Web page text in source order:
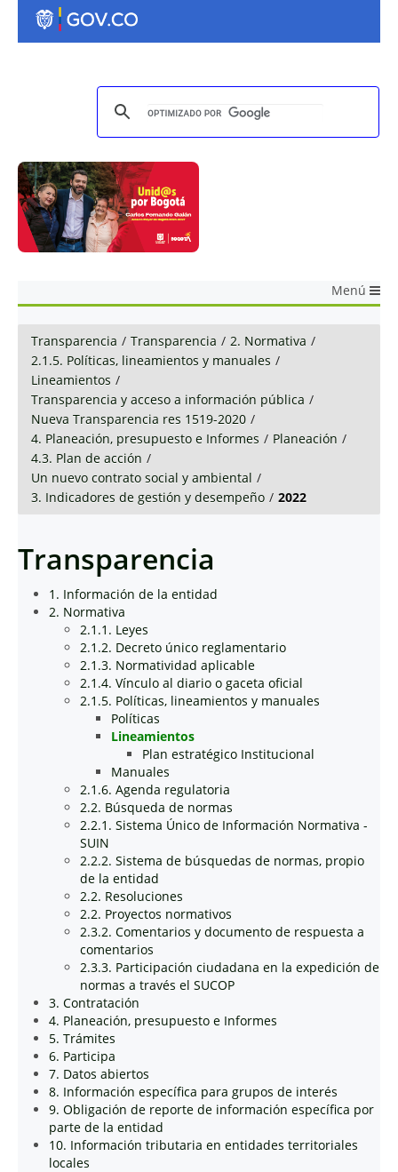
Menú
Transparencia / Transparencia / 2. Normativa /
2.1.5. Políticas, lineamientos y manuales /
Lineamientos /
Transparencia y acceso a información pública /
Nueva Transparencia res 1519-2020 /
4. Planeación, presupuesto e Informes / Planeación /
4.3. Plan de acción /
Un nuevo contrato social y ambiental /
3. Indicadores de gestión y desempeño / 2022
Transparencia
1. Información de la entidad
2. Normativa
2.1.1. Leyes
2.1.2. Decreto único reglamentario
2.1.3. Normatividad aplicable
2.1.4. Vínculo al diario o gaceta oficial
2.1.5. Políticas, lineamientos y manuales
Políticas
Lineamientos
Plan estratégico Institucional
Manuales
2.1.6. Agenda regulatoria
2.2. Búsqueda de normas
2.2.1. Sistema Único de Información Normativa -
SUIN
2.2.2. Sistema de búsquedas de normas, propio
de la entidad
2.2. Resoluciones
2.2. Proyectos normativos
2.3.2. Comentarios y documento de respuesta a
comentarios
2.3.3. Participación ciudadana en la expedición de
normas a través el SUCOP
3. Contratación
4. Planeación, presupuesto e Informes
5. Trámites
6. Participa
7. Datos abiertos
8. Información específica para grupos de interés
9. Obligación de reporte de información específica por
parte de la entidad
10. Información tributaria en entidades territoriales
locales